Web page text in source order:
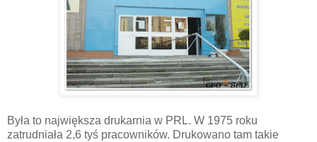
Była to największa drukarnia w PRL. W 1975 roku
zatrudniała 2,6 tyś pracowników. Drukowano tam takie